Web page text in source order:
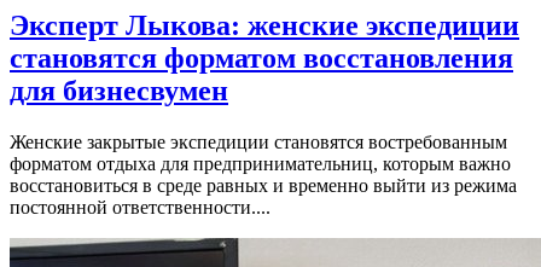
Эксперт Лыкова: женские экспедиции
становятся форматом восстановления
для бизнесвумен
Женские закрытые экспедиции становятся востребованным
форматом отдыха для предпринимательниц, которым важно
восстановиться в среде равных и временно выйти из режима
постоянной ответственности....